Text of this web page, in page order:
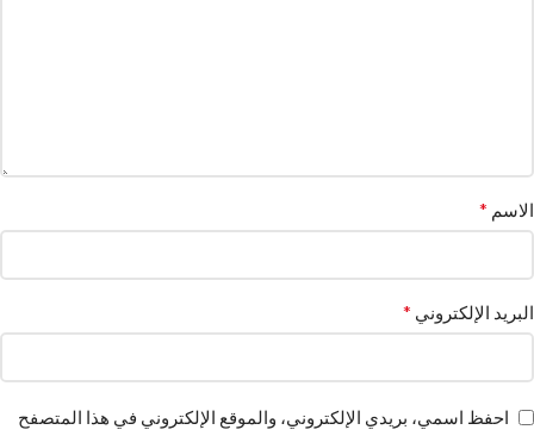
الاسم *
البريد الإلكتروني *
احفظ اسمي، بريدي الإلكتروني، والموقع الإلكتروني في هذا المتصفح